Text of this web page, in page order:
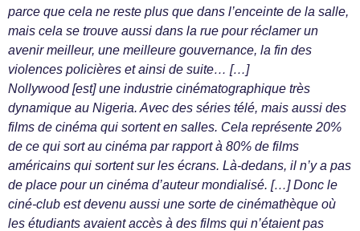
parce que cela ne reste plus que dans l’enceinte de la salle,
mais cela se trouve aussi dans la rue pour réclamer un
avenir meilleur, une meilleure gouvernance, la fin des
violences policières et ainsi de suite… […]
Nollywood [est] une industrie cinématographique très
dynamique au Nigeria. Avec des séries télé, mais aussi des
films de cinéma qui sortent en salles. Cela représente 20%
de ce qui sort au cinéma par rapport à 80% de films
américains qui sortent sur les écrans. Là-dedans, il n’y a pas
de place pour un cinéma d’auteur mondialisé. […] Donc le
ciné-club est devenu aussi une sorte de cinémathèque où
les étudiants avaient accès à des films qui n’étaient pas